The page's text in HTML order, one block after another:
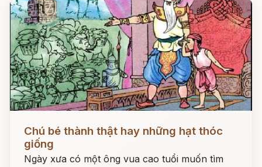
Chú bé thành thật hay những hạt thóc
giống
Ngày xưa có một ông vua cao tuổi muốn tìm